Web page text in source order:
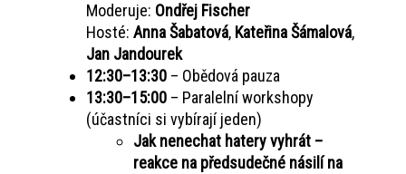
Moderuje: Ondřej Fischer
Hosté: Anna Šabatová, Kateřina Šámalová,
Jan Jandourek
12:30–13:30– Obědová pauza
13:30–15:00– Paralelní workshopy
(účastníci si vybírají jeden)
Jak nenechat hatery vyhrát –
reakce na předsudečné násilí na